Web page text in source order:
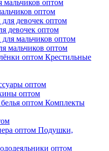
оптом
девочек оптом
мальчиков оптом
Крестильные
оптом
оптом
Комплекты
Подушки,